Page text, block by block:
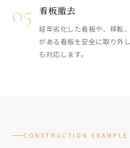
05 看板撤去
経年劣化した看板や、移転
がある看板を安全に取り外
も対応します。
CONSTRUCTION EXAMPLE